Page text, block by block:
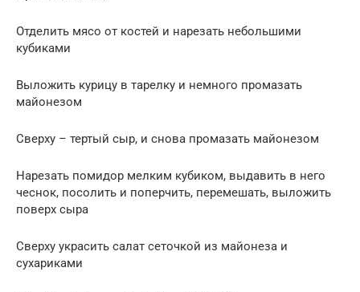
Отделить мясо от костей и нарезать небольшими
кубиками
Выложить курицу в тарелку и немного промазать
майонезом
Сверху – тертый сыр, и снова промазать майонезом
Нарезать помидор мелким кубиком, выдавить в него
чеснок, посолить и поперчить, перемешать, выложить
поверх сыра
Сверху украсить салат сеточкой из майонеза и
сухариками